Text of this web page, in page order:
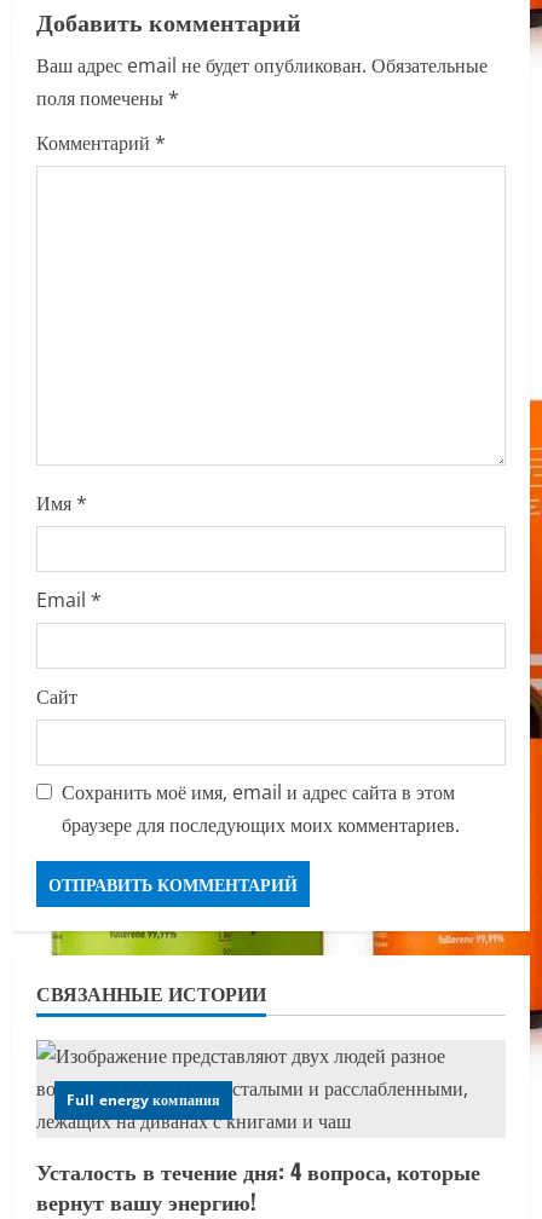
v
i
g
Добавить комментарий
Ваш адрес email не будет опубликован. Обязательные
поля помечены*
Комментарий *
Имя*
Email *
Сайт
Сохранить моё имя, email и адрес сайта в этом
браузере для последующих моих комментариев.
СВЯЗАННЫЕ ИСТОРИИ
Full energy компания
Усталость в течение дня: 4 вопроса, которые
вернут вашу энергию!